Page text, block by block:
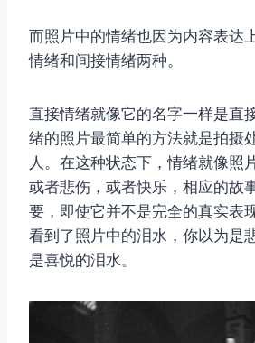
而照片中的情绪也因为内容表达
情绪和间接情绪两种。
直接情绪就像它的名字一样是直
绪的照片最简单的方法就是拍摄
人。在这种状态下，情绪就像照
或者悲伤，或者快乐，相应的故
要，即使它并不是完全的真实表
看到了照片中的泪水，你以为是
是喜悦的泪水。